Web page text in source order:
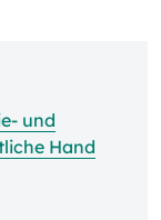
und
Hand